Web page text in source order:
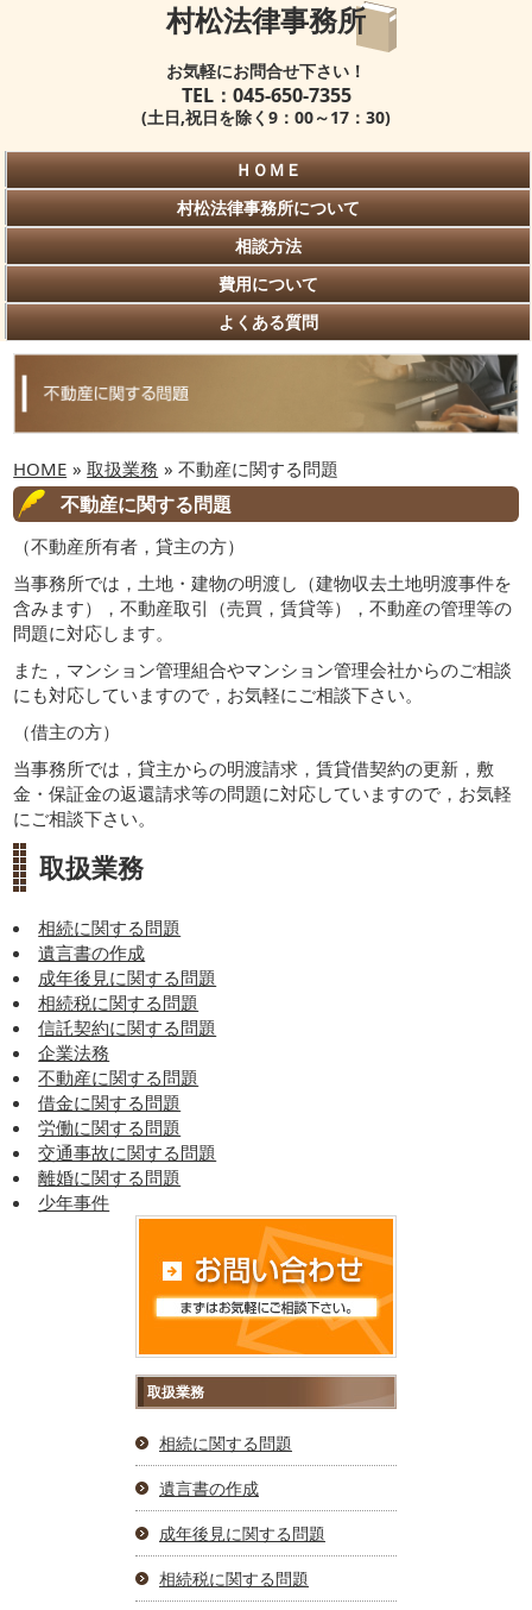
村松法律事務所
お気軽にお問合せ下さい！
TEL：045-650-7355
(土日,祝日を除く9：00～17：30)
ＨＯＭＥ
村松法律事務所について
相談方法
費用について
よくある質問
HOME »取扱業務 » 不動産に関する問題
不動産に関する問題
（不動産所有者，貸主の方）
当事務所では，土地・建物の明渡し（建物収去土地明渡事件を
含みます），不動産取引（売買，賃貸等），不動産の管理等の
問題に対応します。
また，マンション管理組合やマンション管理会社からのご相談
にも対応していますので，お気軽にご相談下さい。
（借主の方）
当事務所では，貸主からの明渡請求，賃貸借契約の更新，敷
金・保証金の返還請求等の問題に対応していますので，お気軽
にご相談下さい。
取扱業務
相続に関する問題
遺言書の作成
成年後見に関する問題
相続税に関する問題
信託契約に関する問題
企業法務
不動産に関する問題
借金に関する問題
労働に関する問題
交通事故に関する問題
離婚に関する問題
少年事件
取扱業務
相続に関する問題
遺言書の作成
成年後見に関する問題
相続税に関する問題